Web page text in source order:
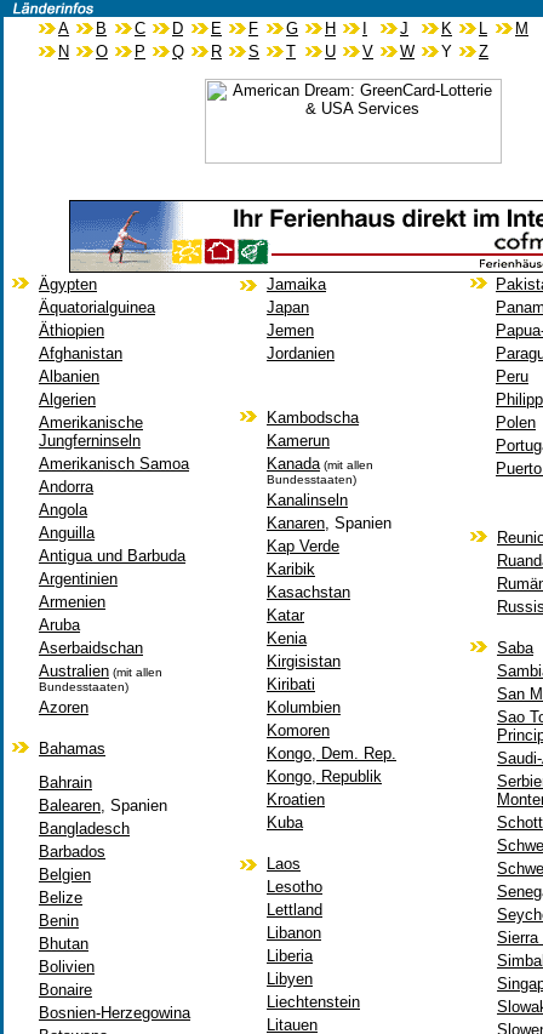
A B C D E F G H J K L
M
N
O P Q R S T U V W Y Z
Ägypten
Äquatorialguinea
Äthiopien
Afghanistan
Albanien
Algerien
Amerikanische
Jungferninseln
Amerikanisch Samoa
Andorra
Angola
Anguilla
Antigua und Barbuda
Argentinien
Armenien
Aruba
Aserbaidschan
Australien (mit allen
Bundesstaaten)
Azoren
Bahamas
Bahrain
Balearen, Spanien
Bangladesch
Barbados
Belgien
Belize
Benin
Bhutan
Bolivien
Bonaire
Bosnien-Herzegowina
Jamaika
Japan
Jemen
Jordanien
Kambodscha
Kamerun
Kanada (mit allen
Bundesstaaten)
Kanalinseln
Kanaren, Spanien
Kap Verde
Karibik
Kasachstan
Katar
Kenia
Kirgisistan
Kiribati
Kolumbien
Komoren
Kongo, Dem. Rep.
Kongo, Republik
Kroatien
Kuba
Laos
Lesotho
Lettland
Libanon
Liberia
Libyen
Liechtenstein
Litauen
Peru
Polen
Saba
San
Sao
Sierra